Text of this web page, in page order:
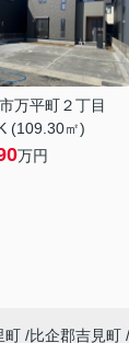
万平町２丁目
(109.30㎡)
万円
町 比企郡吉見町